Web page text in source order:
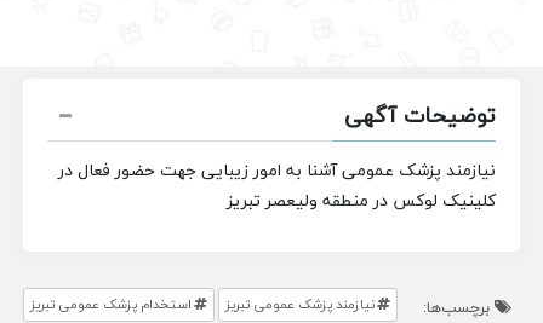
توضیحات آگهی
نیازمند پزشک عمومی آشنا به امور زیبایی جهت حضور فعال در
کلینیک لوکس در منطقه ولیعصر تبریز
برچسب‌ها: نیازمند پزشک عمومی تبریز استخدام پزشک عمومی تبریز